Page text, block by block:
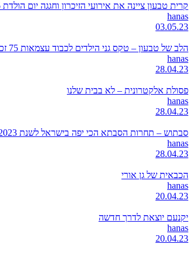
קרית טבעון ציינה את אירועי הזיכרון וחגגה יום הולדת 75 למדינת ישראל
hanas
03.05.23
הלב של טבעון – טקס גני הילדים לכבוד עצמאות 75 זכה להצלחה רבה גם השנה
hanas
28.04.23
פסולת אלקטרונית – לא בבית שלנו
hanas
28.04.23
סבתוש – תחרות הסבתא הכי יפה בישראל לשנת 2023
hanas
28.04.23
הכבאית של גן אורי
hanas
20.04.23
יקנעם יוצאת לדרך חדשה
hanas
20.04.23